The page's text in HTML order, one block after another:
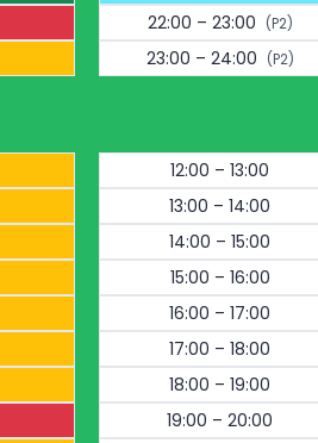
22:00 – 23:00 (P2)
23:00 – 24:00 (P2)
12:00 – 13:00
13:00 – 14:00
14:00 – 15:00
15:00 – 16:00
16:00 – 17:00
17:00 – 18:00
18:00 – 19:00
19:00 – 20:00